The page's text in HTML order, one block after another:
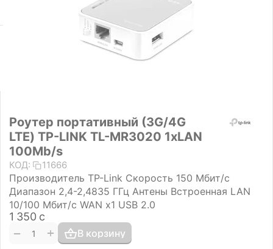
Роутер портативный (3G/4G
LTE) TP-LINK TL-MR3020 1xLAN
100Mb/s
КОД: 11666
Производитель TP-Link Скорость 150 Мбит/с
Диапазон 2,4-2,4835 ГГц Антены Встроенная LAN
10/100 Мбит/с WAN х1 USB 2.0
1 350 с
+
− В корзину